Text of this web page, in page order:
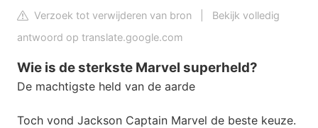
Verzoek tot verwijderen van bron
Bekijk volledig
antwoord op translate.google.com
Wie is de sterkste Marvel superheld?
De machtigste held van de aarde
Toch vond Jackson Captain Marvel de beste keuze.